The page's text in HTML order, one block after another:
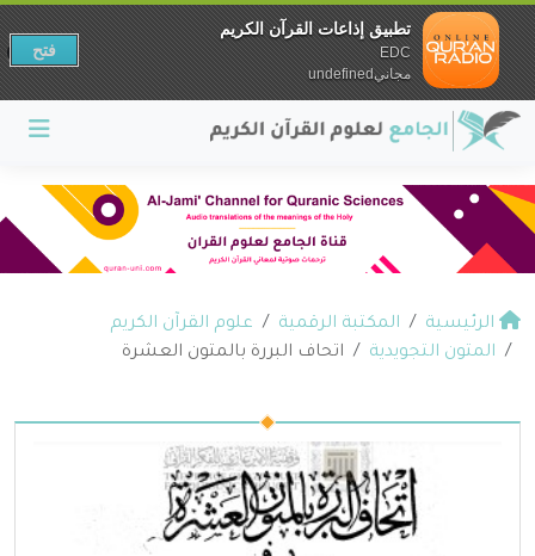
الرئيسية المكتبة الرقمية
علوم القرآن الكريم
المتون التجويدية
اتحاف البررة بالمتون العشرة
تطبيق إذاعات القرآن الكريم
EDC
مجانيundefined
فتح